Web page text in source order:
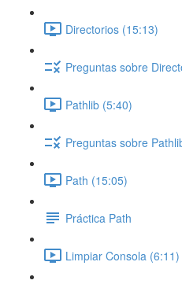
Directorios (15:13)
Preguntas sobre
Pathlib (5:40)
Preguntas sobre
Path (15:05)
Práctica Path
Limpiar Consola (6:11)